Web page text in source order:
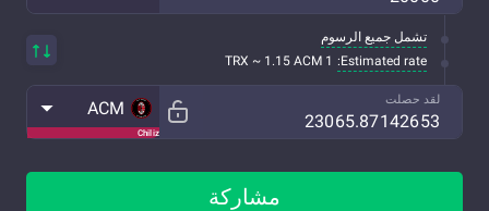
تشمل جميع الرسوم
Estimated rate:
1 TRX ~ 1.15 ACM
لقد حصلت
Chiliz
ACM
مشاركة